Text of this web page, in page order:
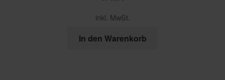
inkl. MwSt.
In den Warenkorb